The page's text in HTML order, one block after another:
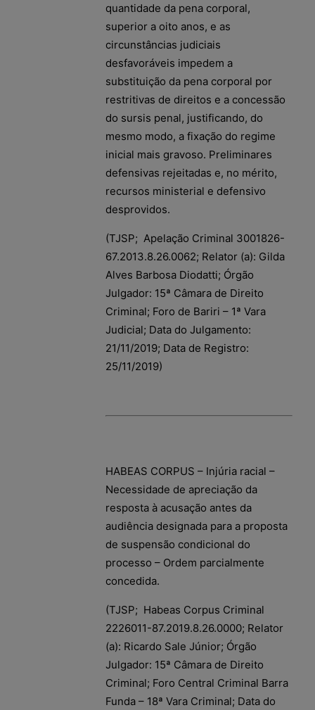
quantidade da pena corporal,
superior a oito anos, e as
circunstâncias judiciais
desfavoráveis impedem a
substituição da pena corporal por
restritivas de direitos e a concessão
do sursis penal, justificando, do
mesmo modo, a fixação do regime
inicial mais gravoso. Preliminares
defensivas rejeitadas e, no mérito,
recursos ministerial e defensivo
desprovidos.
(TJSP; Apelação Criminal 3001826-
67.2013.8.26.0062; Relator (a): Gilda
Alves Barbosa Diodatti; Órgão
Julgador: 15ª Câmara de Direito
Criminal; Foro de Bariri – 1ª Vara
Judicial; Data do Julgamento:
21/11/2019; Data de Registro:
25/11/2019)
HABEAS CORPUS – Injúria racial –
Necessidade de apreciação da
resposta à acusação antes da
audiência designada para a proposta
de suspensão condicional do
processo – Ordem parcialmente
concedida.
(TJSP; Habeas Corpus Criminal
2226011-87.2019.8.26.0000; Relator
(a): Ricardo Sale Júnior; Órgão
Julgador: 15ª Câmara de Direito
Criminal; Foro Central Criminal Barra
Funda – 18ª Vara Criminal; Data do